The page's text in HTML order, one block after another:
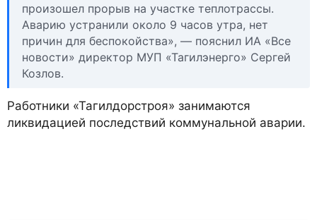
произошел прорыв на участке теплотрассы.
Аварию устранили около 9 часов утра, нет
причин для беспокойства», — пояснил ИА «Все
новости» директор МУП «Тагилэнерго» Сергей
Козлов.
Работники «Тагилдорстроя» занимаются
ликвидацией последствий коммунальной аварии.